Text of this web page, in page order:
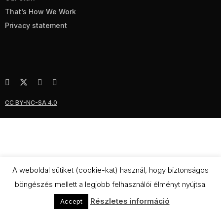
That’s How We Work
Privacy statement
CC BY-NC-SA 4.0
A weboldal sütiket (cookie-kat) használ, hogy biztonságos
böngészés mellett a legjobb felhasználói élményt nyújtsa.
Accept Részletes információ